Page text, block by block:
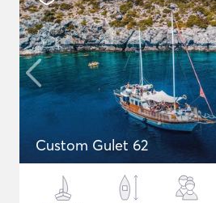
Custom Gulet 62